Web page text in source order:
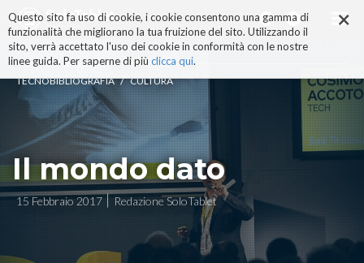
×
Questo sito fa uso di cookie, i cookie consentono una gamma di
funzionalità che migliorano la tua fruizione del sito. Utilizzando il
sito, verrà accettato l'uso dei cookie in conformità con le nostre
linee guida. Per saperne di più clicca qui.
ai
contenuti.
|
alla
navigazione
TECNOBIBLIOGRAFIA / CULTURA
Il mondo dato
15 Febbraio 2017 Redazione SoloTablet